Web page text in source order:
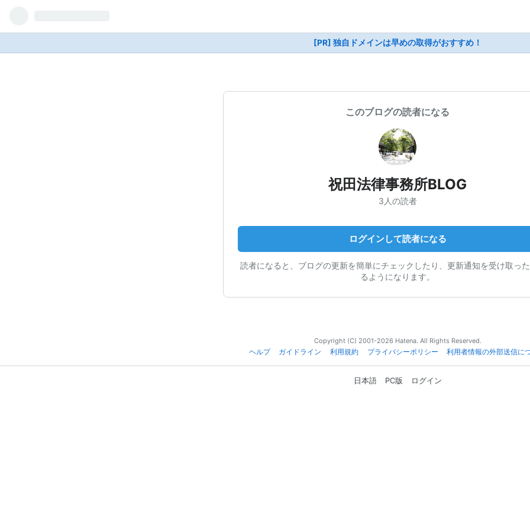
[PR] 独自ドメインは早めの取得がおすすめ！
このブログの読者になる
祝田法律事務所BLOG
3人の読者
ログインして読者になる
読者になると、ブログの更新を簡単にチェックしたり、更新通知を受け取っ
るようになります。
Copyright (C) 2001-2026 Hatena. All Rights Reserved.
ヘルプ
ガイドライン 利用規約 プライバシーポリシー 利用者情報の外部送信に
日本語 PC版 ログイン